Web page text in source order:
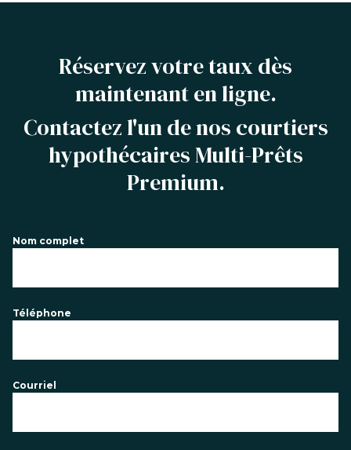
Réservez votre taux dès
maintenant en ligne.
Contactez l'un de nos courtiers
hypothécaires Multi-Prêts
Premium.
Nom complet
Téléphone
Courriel